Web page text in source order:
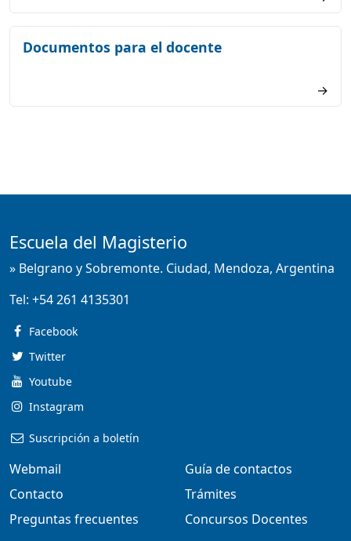
Documentos para el docente
→
Escuela del Magisterio
» Belgrano y Sobremonte. Ciudad, Mendoza, Argentina
Tel: +54 261 4135301
Facebook
Twitter
Youtube
Instagram
Suscripción a boletín
Webmail
Contacto
Preguntas frecuentes
Guía de contactos
Trámites
Concursos Docentes